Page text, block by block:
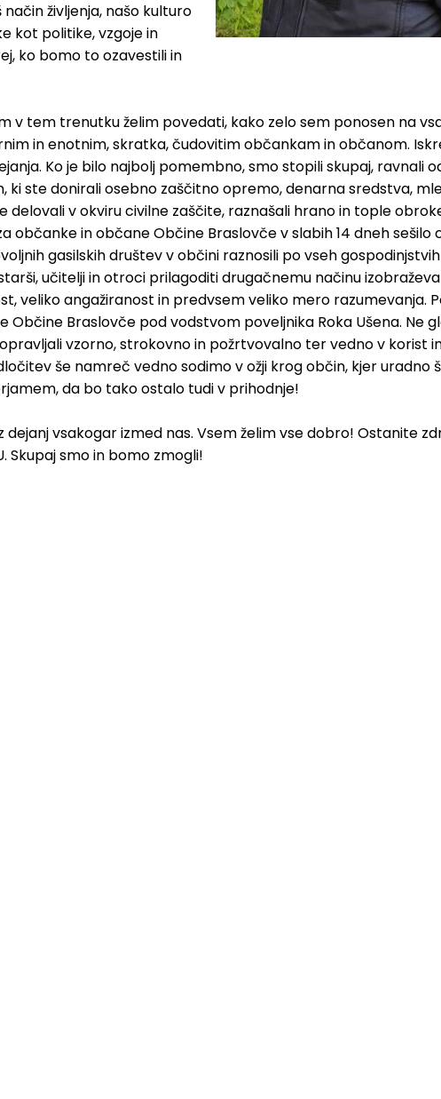
življenja, našo kulturo
kot politike, vzgoje in
ko bomo to ozavestili in
v tem trenutku želim povedati, kako zelo sem ponosen na
in enotnim, skratka, čudovitim občankam in občanom.
Ko je bilo najbolj pomembno, smo stopili skupaj, ravnali
ste donirali osebno zaščitno opremo, denarna sredstva,
delovali v okviru civilne zaščite, raznašali hrano in tople
in občane Občine Braslovče v slabih 14 dneh sešilo
gasilskih društev v občini raznosili po vseh
učitelji in otroci prilagoditi drugačnemu načinu
veliko angažiranost in predvsem veliko mero razumevanja.
Braslovče pod vodstvom poveljnika Roka Ušena. Ne
vzorno, strokovno in požrtvovalno ter vedno v korist
še namreč vedno sodimo v ožji krog občin, kjer uradno
da bo tako ostalo tudi v prihodnje!
dejanj vsakogar izmed nas. Vsem želim vse dobro! Ostanite
Skupaj smo in bomo zmogli!